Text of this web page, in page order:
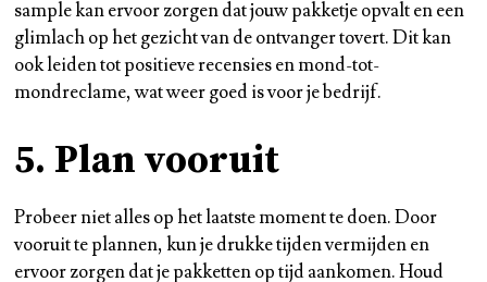
sample kan ervoor zorgen dat jouw pakketje opvalt en een
glimlach op het gezicht van de ontvanger tovert. Dit kan
ook leiden tot positieve recensies en mond-tot-
mondreclame, wat weer goed is voor je bedrijf.
5. Plan vooruit
Probeer niet alles op het laatste moment te doen. Door
vooruit te plannen, kun je drukke tijden vermijden en
ervoor zorgen dat je pakketten op tijd aankomen. Houd